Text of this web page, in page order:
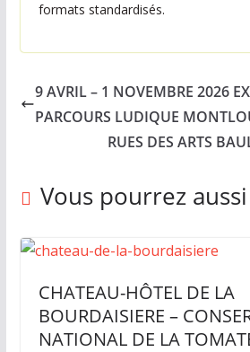
formats standardisés.
9 AVRIL – 1 NOVEMBRE 2026
PARCOURS LUDIQUE
RUES DES ARTS
Vous pourrez
CHATEAU-HÔTEL DE LA
BOURDAISIERE –
NATIONAL DE LA